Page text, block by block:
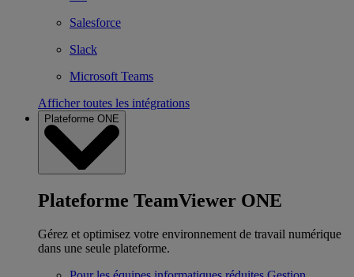
Salesforce
Slack
Microsoft Teams
Afficher toutes les intégrations
Plateforme ONE
Plateforme TeamViewer ONE
Gérez et optimisez votre environnement de travail numérique
dans une seule plateforme.